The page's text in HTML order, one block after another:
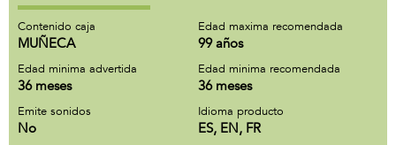
Contenido caja
MUÑECA
Edad maxima recomendada
99 años
Edad minima advertida
36 meses
Edad minima recomendada
36 meses
Emite sonidos
No
Idioma producto
ES, EN, FR